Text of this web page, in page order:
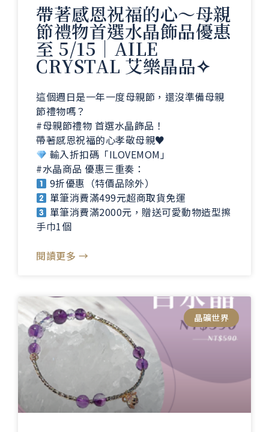
帶著感恩祝福的心～母親
節禮物首選水晶飾品優惠
至 5/15｜AILE
CRYSTAL 艾樂晶品✧
這個週日是一年一度母親節，還沒準備母親
節禮物嗎？
#母親節禮物 首選水晶飾品！
帶著感恩祝福的心孝敬母親♥️
輸入折扣碼「ILOVEMOM」
#水晶商品 優惠三重奏：
9折優惠（特價品除外）
單筆消費滿499元超商取貨免運
單筆消費滿2000元，贈送可愛動物造型擦
手巾1個
閱讀更多 →
晶礦世界